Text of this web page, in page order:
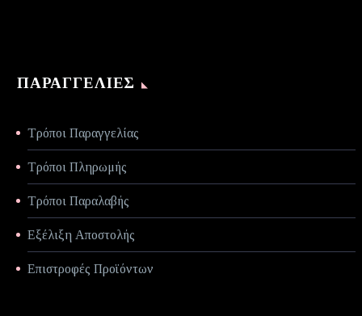
ΠΑΡΑΓΓΕΛΊΕΣ
Τρόποι Παραγγελίας
Τρόποι Πληρωμής
Τρόποι Παραλαβής
Εξέλιξη Αποστολής
Επιστροφές Προϊόντων